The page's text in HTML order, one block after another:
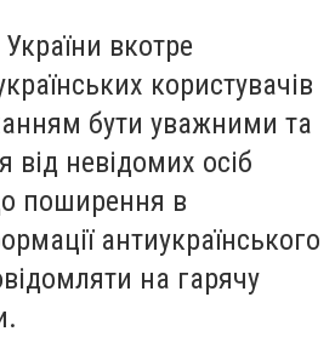
вкотре
користувачів
бути уважними та
від невідомих осіб
поширення в
антиукраїнського
на гарячу